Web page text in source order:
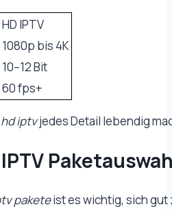
HD IPTV
1080p bis 4K
10–12 Bit
60 fps+
hd iptvjedes Detail lebendig
paketeist es wichtig, sich gut